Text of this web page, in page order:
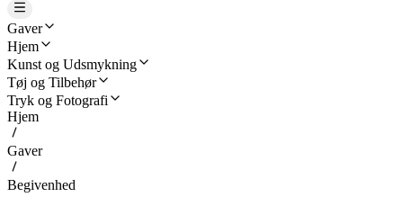
Gaver
Hjem
Kunst og Udsmykning
Tøj og Tilbehør
Tryk og Fotografi
Hjem
Gaver
Begivenhed